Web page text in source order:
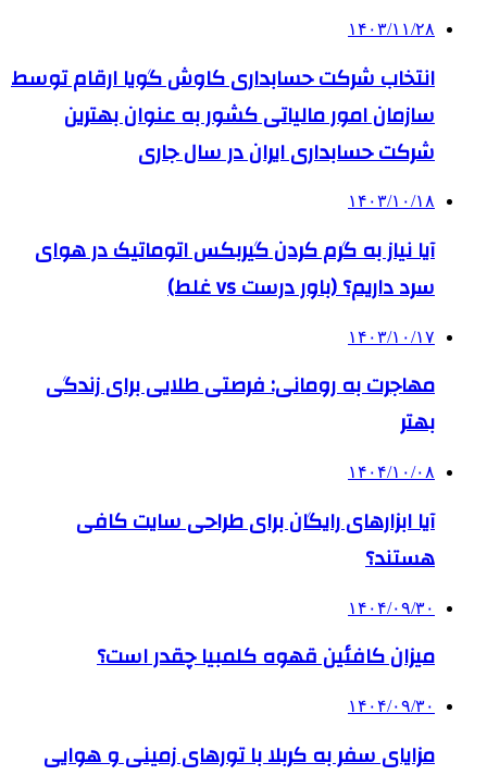
۱۴۰۳/۱۱/۲۸
انتخاب شرکت حسابداری کاوش گویا ارقام توسط
سازمان امور مالیاتی کشور به عنوان بهترین
شرکت حسابداری ایران در سال جاری
۱۴۰۳/۱۰/۱۸
آیا نیاز به گرم کردن گیربکس اتوماتیک در هوای
سرد داریم؟ (باور درست vs غلط)
۱۴۰۳/۱۰/۱۷
مهاجرت به رومانی: فرصتی طلایی برای زندگی
بهتر
۱۴۰۴/۱۰/۰۸
آیا ابزارهای رایگان برای طراحی سایت کافی
هستند؟
۱۴۰۴/۰۹/۳۰
میزان کافئین قهوه کلمبیا چقدر است؟
۱۴۰۴/۰۹/۳۰
مزایای سفر به کربلا با تورهای زمینی و هوایی